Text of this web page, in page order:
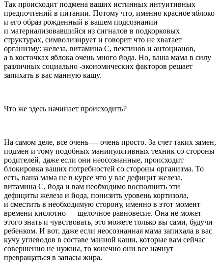
Так происходит подмена ваших истинных интуитивных
предпочтений в питании. Потому что, именно красное яблоко
и его образ рожденный в вашем подсознании
и материализовавшийся из сигналов в подкорковых
структурах, символизирует и говорит что не хватает
организму: железа, витамина С, пектинов и антоцианов,
а в косточках яблока очень много йода. Но, ваша мама в силу
различных социально -экономических факторов решает
запихать в вас манную кашу.
Что же здесь начинает происходить?
На самом деле, все очень — очень просто. За счет таких замен,
подмен и тому подобных манипулятивных техник со стороны
родителей, даже если они неосознанные, происходит
блокировка ваших потребностей со стороны организма. То
есть, ваша мама не в курсе что у вас дефицит железа,
витамина С, йода и вам необходимо восполнить эти
дефициты железа и йода, понизить уровень кортизола,
и сместить в необходимую сторону, именно в этот момент
времени кислотно — щелочное равновесие. Она не может
этого знать и чувствовать, это можете только вы сами, будучи
ребенком. И вот, даже если неосознанная мама запихала в вас
кучу углеводов в составе манной каши, которые вам сейчас
совершенно не нужны, то конечно они все начнут
превращаться в запасы жира.